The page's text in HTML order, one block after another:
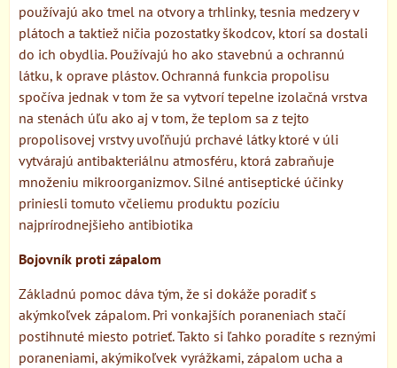
používajú ako tmel na otvory a trhlinky, tesnia medzery v
plátoch a taktiež ničia pozostatky škodcov, ktorí sa dostali
do ich obydlia. Používajú ho ako stavebnú a ochrannú
látku, k oprave plástov. Ochranná funkcia propolisu
spočíva jednak v tom že sa vytvorí tepelne izolačná vrstva
na stenách úľu ako aj v tom, že teplom sa z tejto
propolisovej vrstvy uvoľňujú prchavé látky ktoré v úli
vytvárajú antibakteriálnu atmosféru, ktorá zabraňuje
množeniu mikroorganizmov. Silné antiseptické účinky
priniesli tomuto včeliemu produktu pozíciu
najprírodnejšieho antibiotika
Bojovník proti zápalom
Základnú pomoc dáva tým, že si dokáže poradiť s
akýmkoľvek zápalom. Pri vonkajších poraneniach stačí
postihnuté miesto potrieť. Takto si ľahko poradíte s reznými
poraneniami, akýmikoľvek vyrážkami, zápalom ucha a